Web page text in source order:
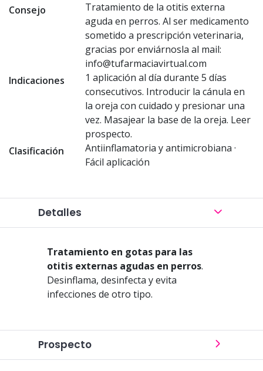
Consejo
Tratamiento de la otitis externa
aguda en perros. Al ser medicamento
sometido a prescripción veterinaria,
gracias por enviárnosla al mail:
info@tufarmaciavirtual.com
Indicaciones
1 aplicación al día durante 5 días
consecutivos. Introducir la cánula en
la oreja con cuidado y presionar una
vez. Masajear la base de la oreja. Leer
prospecto.
Clasificación
Antiinflamatoria y antimicrobiana ·
Fácil aplicación
Detalles
Tratamiento en gotas para las
otitis externas agudas en perros.
Desinflama, desinfecta y evita
infecciones de otro tipo.
Prospecto